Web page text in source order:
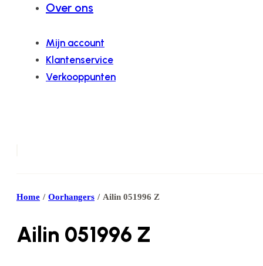
Over ons
Mijn account
Klantenservice
Verkooppunten
Home / Oorhangers / Ailin 051996 Z
Ailin 051996 Z